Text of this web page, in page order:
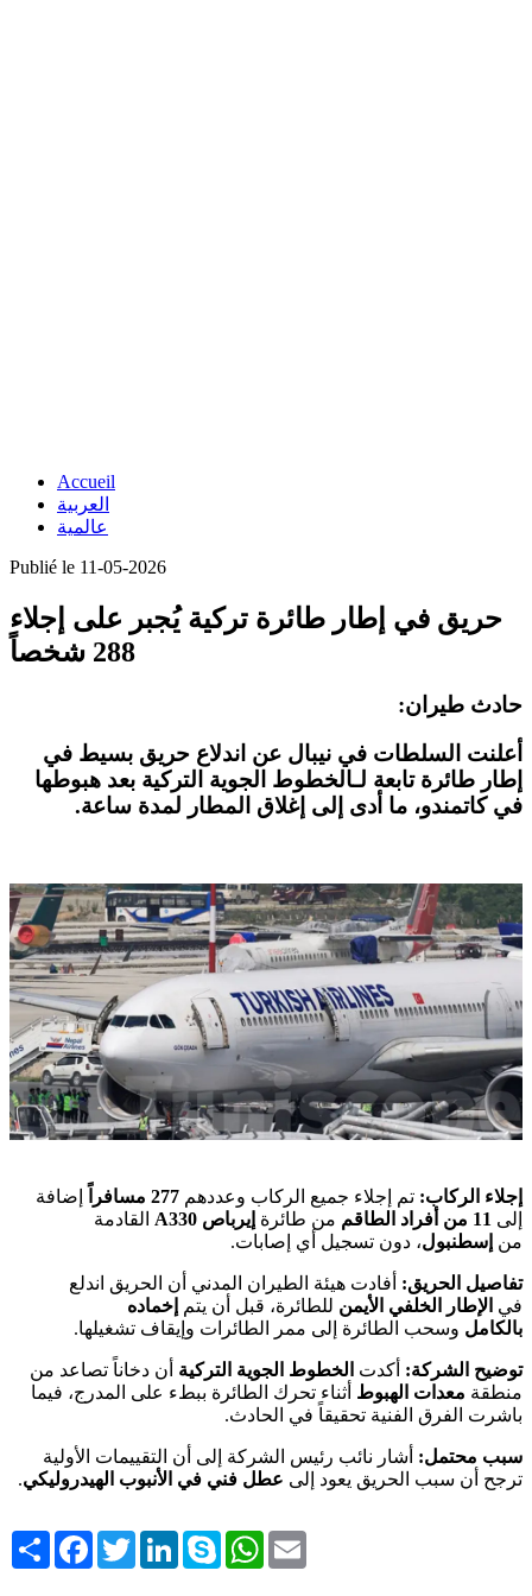
Accueil
العربية
عالمية
Publié le 11-05-2026
حريق في إطار طائرة تركية يُجبر على إجلاء
288 شخصاً
حادث طيران:
أعلنت السلطات في نيبال عن اندلاع حريق بسيط في
إطار طائرة تابعة لـالخطوط الجوية التركية بعد هبوطها
فيكاتمندو، ما أدى إلى إغلاق المطار لمدة ساعة.
إجلاء الركاب: تم إجلاء جميع الركاب وعددهم 277 مسافراً
إضافة
إلى 11 من أفراد الطاقم من طائرة إيرباص A330
القادمة
من إسطنبول، دون تسجيل أي إصابات.
تفاصيل الحريق: أفادت هيئة الطيران المدني أن الحريق اندلع
في الإطار الخلفي الأيمن للطائرة، قبل أن يتم إخماده
بالكامل وسحب الطائرة إلى ممر الطائرات وإيقاف تشغيلها.
توضيح الشركة: أكدت الخطوط الجوية التركية أن دخاناً تصاعد من
منطقة معدات الهبوط أثناء تحرك الطائرة ببطء على المدرج، فيما
باشرت الفرق الفنية تحقيقاً في الحادث.
سبب محتمل: أشار نائب رئيس الشركة إلى أن التقييمات الأولية
ترجح أن سبب الحريق يعود إلى عطل فني في الأنبوب الهيدروليكي.
Share FacebookTwitterLinkedInSkype WhatsApp